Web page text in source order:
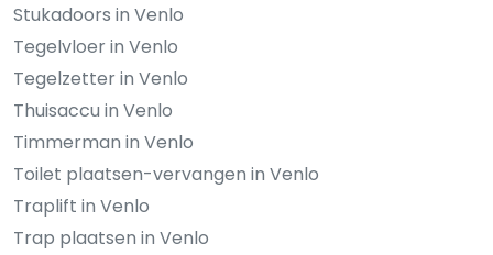
Stukadoors in Venlo
Tegelvloer in Venlo
Tegelzetter in Venlo
Thuisaccu in Venlo
Timmerman in Venlo
Toilet plaatsen-vervangen in Venlo
Traplift in Venlo
Trap plaatsen in Venlo